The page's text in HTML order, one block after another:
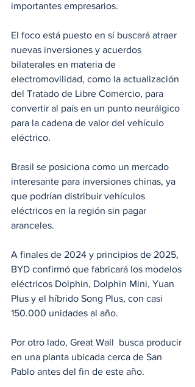
importantes empresarios.
El foco está puesto en sí buscará atraer
nuevas inversiones y acuerdos
bilaterales en materia de
electromovilidad, como la actualización
del Tratado de Libre Comercio, para
convertir al país en un punto neurálgico
para la cadena de valor del vehículo
eléctrico.
Brasil se posiciona como un mercado
interesante para inversiones chinas, ya
que podrían distribuir vehículos
eléctricos en la región sin pagar
aranceles.
A finales de 2024 y principios de 2025,
BYD confirmó que fabricará los modelos
eléctricos Dolphin, Dolphin Mini, Yuan
Plus y el híbrido Song Plus, con casi
150.000 unidades al año.
Por otro lado, Great Wall  busca producir
en una planta ubicada cerca de San
Pablo antes del fin de este año.